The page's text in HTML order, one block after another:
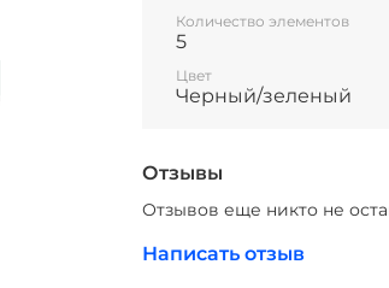
Количество элементов
5
Цвет
Черный/зеленый
Отзывы
Отзывов еще никто не
Написать отзыв